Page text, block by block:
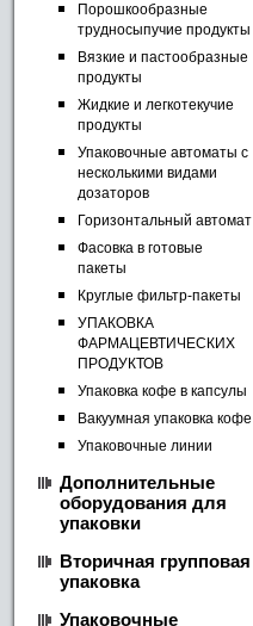
Порошкообразные
трудносыпучие продукты
Вязкие и пастообразные
продукты
Жидкие и легкотекучие
продукты
Упаковочные автоматы с
несколькими видами
дозаторов
Горизонтальный автомат
Фасовка в готовые
пакеты
Круглые фильтр-пакеты
УПАКОВКА
ФАРМАЦЕВТИЧЕСКИХ
ПРОДУКТОВ
Упаковка кофе в капсулы
Вакуумная упаковка кофе
Упаковочные линии
Дополнительные
оборудования для
упаковки
Вторичная групповая
упаковка
Упаковочные